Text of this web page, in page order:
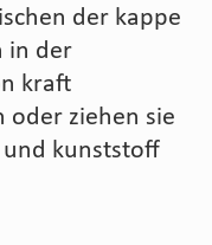
der kappe
in der
kraft
oder ziehen sie
und kunststoff